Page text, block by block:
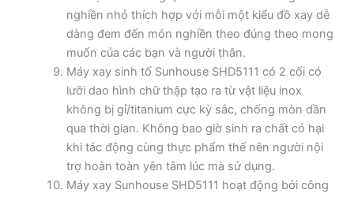
nghiền nhỏ thích hợp với mỗi một kiểu đồ xay dễ
dàng đem đến món nghiền theo đúng theo mong
muốn của các bạn và người thân.
Máy xay sinh tố Sunhouse SHD5111 có 2 cối có
lưỡi dao hình chữ thập tạo ra từ vật liệu inox
không bị gỉ/titanium cực kỳ sắc, chống mòn dần
qua thời gian. Không bao giờ sinh ra chất có hại
khi tác động cùng thực phẩm thế nên người nội
trợ hoàn toàn yên tâm lúc mà sử dụng.
Máy xay Sunhouse SHD5111 hoạt động bởi công